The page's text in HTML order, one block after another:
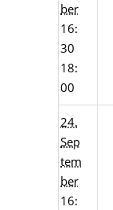
ber
16:
30
18:
00
24.
Sep
tem
ber
16: